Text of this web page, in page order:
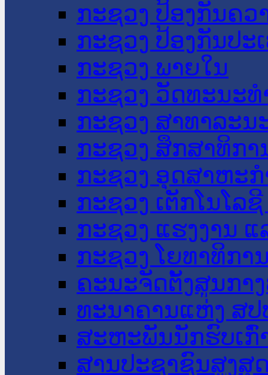
ກະຊວງ ປ້ອງກັນຄວ
ກະຊວງ ປ້ອງກັນປະ
ກະຊວງ ພາຍໃນ
ກະຊວງ ວັດທະນະ
ກະຊວງ ສາທາລະນ
ກະຊວງ ສຶກສາທິກາ
ກະຊວງ ອຸດສາຫະ
ກະຊວງ ເຕັກໂນໂລ
ກະຊວງ ແຮງງານ
ກະຊວງ ໂຍທາທິກາ
ຄະນະຈັດຕັ້ງສູນກາ
ທະນາຄານແຫ່ງ ສປ
ສະຫະພັນນັກຮົບເກົ່
ສານປະຊາຊົນສູງສຸ